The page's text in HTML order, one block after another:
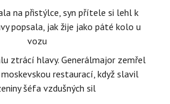
na přistýlce, syn přítele si lehl k
popsala, jak žije jako páté kolo u
vozu
ztrácí hlavy. Generálmajor zemřel
restaurací, když slavil
šéfa vzdušných sil